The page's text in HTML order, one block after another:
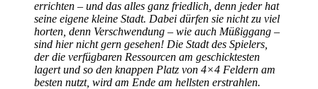
errichten – und das alles ganz friedlich, denn jeder hat
seine eigene kleine Stadt. Dabei dürfen sie nicht zu viel
horten, denn Verschwendung – wie auch Müßiggang –
sind hier nicht gern gesehen! Die Stadt des Spielers,
der die verfügbaren Ressourcen am geschicktesten
lagert und so den knappen Platz von 4×4 Feldern am
besten nutzt, wird am Ende am hellsten erstrahlen.